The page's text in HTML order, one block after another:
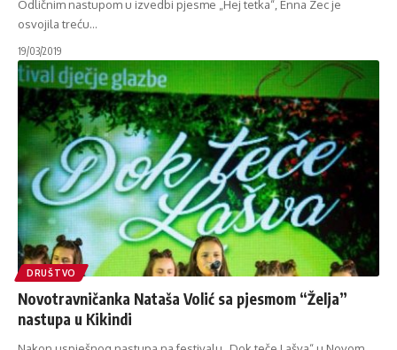
Odličnim nastupom u izvedbi pjesme „Hej tetka“, Enna Zec je
osvojila treću…
19/03/2019
DRUŠTVO
Novotravničanka Nataša Volić sa pjesmom “Želja”
nastupa u Kikindi